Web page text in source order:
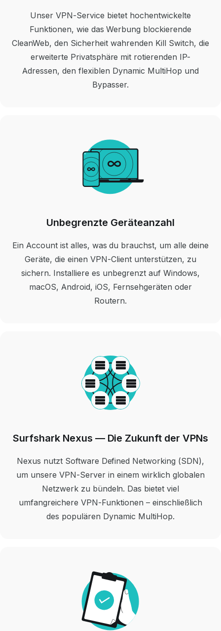
Unser VPN-Service bietet hochentwickelte
Funktionen, wie das Werbung blockierende
CleanWeb, den Sicherheit wahrenden Kill Switch, die
erweiterte Privatsphäre mit rotierenden IP-
Adressen, den flexiblen Dynamic MultiHop und
Bypasser.
Unbegrenzte Geräteanzahl
Ein Account ist alles, was du brauchst, um alle deine
Geräte, die einen VPN-Client unterstützen, zu
sichern. Installiere es unbegrenzt auf Windows,
macOS, Android, iOS, Fernsehgeräten oder
Routern.
Surfshark Nexus — Die Zukunft der VPNs
Nexus nutzt Software Defined Networking (SDN),
um unsere VPN-Server in einem wirklich globalen
Netzwerk zu bündeln. Das bietet viel
umfangreichere VPN-Funktionen – einschließlich
des populären Dynamic MultiHop.